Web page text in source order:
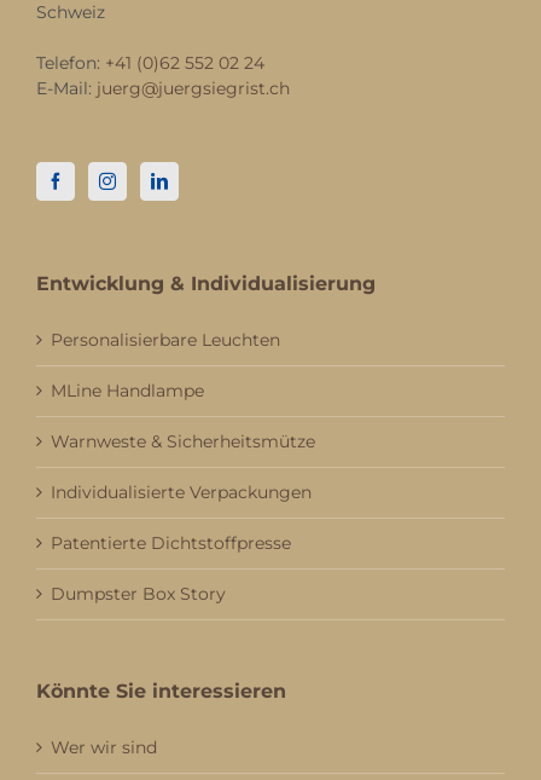
Schweiz
Telefon: +41 (0)62 552 02 24
E-Mail: juerg@juergsiegrist.ch
Entwicklung & Individualisierung
Personalisierbare Leuchten
MLine Handlampe
Warnweste & Sicherheitsmütze
Individualisierte Verpackungen
Patentierte Dichtstoffpresse
Dumpster Box Story
Könnte Sie interessieren
Wer wir sind